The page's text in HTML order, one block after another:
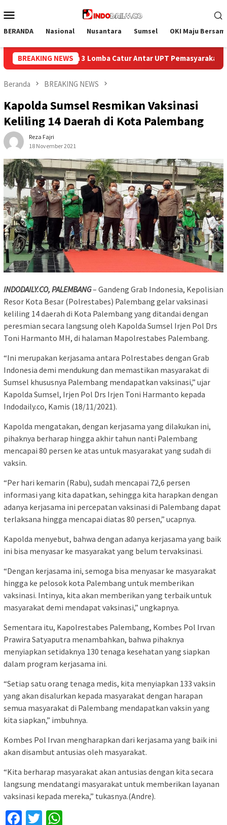
ke
Mobile
BERANDA Nasional Nusantara Sumsel OKI Maju
BREAKING NEWS
Pemasyarakatan se-Palembang Raya Semarak
Beranda BREAKING NEWS
Kapolda Sumsel Resmikan Vaksinasi
Keliling 14 Daerah di Kota Palembang
Reza Fajri
18 November 2021
INDODAILY.CO, PALEMBANG– Gandeng Grab Indonesia, Kepolisian
Resor Kota Besar (Polrestabes) Palembang gelar vaksinasi
keliling 14 daerah di Kota Palembang yang ditandai dengan
peresmian secara langsung oleh Kapolda Sumsel Irjen Pol Drs
Toni Harmanto MH, di halaman Mapolrestabes Palembang.
“Ini merupakan kerjasama antara Polrestabes dengan Grab
Indonesia demi mendukung dan memastikan masyarakat di
Sumsel khususnya Palembang mendapatkan vaksinasi,” ujar
Kapolda Sumsel, Irjen Pol Drs Irjen Toni Harmanto kepada
Indodaily.co, Kamis (18/11/2021).
Kapolda mengatakan, dengan kerjasama yang dilakukan ini,
pihaknya berharap hingga akhir tahun nanti Palembang
mencapai 80 persen ke atas untuk masyarakat yang sudah di
vaksin.
“Per hari kemarin (Rabu), sudah mencapai 72,6 persen
informasi yang kita dapatkan, sehingga kita harapkan dengan
adanya kerjasama ini percepatan vaksinasi di Palembang dapat
terlaksana hingga mencapai diatas 80 persen,” ucapnya.
Kapolda menyebut, bahwa dengan adanya kerjasama yang baik
ini bisa menyasar ke masyarakat yang belum tervaksinasi.
“Dengan kerjasama ini, semoga bisa menyasar ke masyarakat
hingga ke pelosok kota Palembang untuk memberikan
vaksinasi. Intinya, kita akan memberikan yang terbaik untuk
masyarakat demi mendapat vaksinasi,” ungkapnya.
Sementara itu, Kapolrestabes Palembang, Kombes Pol Irvan
Prawira Satyaputra menambahkan, bahwa pihaknya
menyiapkan setidaknya 130 tenaga kesehatan yang siapkan
dalam program kerjasama ini.
“Setiap satu orang tenaga medis, kita menyiapkan 133 vaksin
yang akan disalurkan kepada masyarakat dengan harapan
semua masyarakat di Palembang mendapatkan vaksin yang
kita siapkan,” imbuhnya.
Kombes Pol Irvan mengharapkan dari kerjasama yang baik ini
akan disambut antusias oleh masyarakat.
“Kita berharap masyarakat akan antusias dengan kita secara
langsung mendatangi masyarakat untuk memberikan layanan
vaksinasi kepada mereka,” tukasnya.(Andre).
Facebook
Twitter